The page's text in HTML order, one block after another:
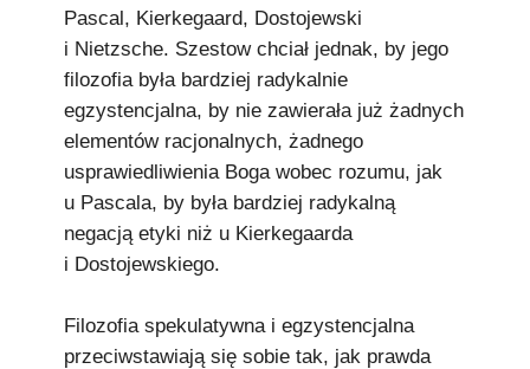
Pascal, Kierkegaard, Dostojewski
i Nietzsche. Szestow chciał jednak, by jego
filozofia była bardziej radykalnie
egzystencjalna, by nie zawierała już żadnych
elementów racjonalnych, żadnego
usprawiedliwienia Boga wobec rozumu, jak
u Pascala, by była bardziej radykalną
negacją etyki niż u Kierkegaarda
i Dostojewskiego.
Filozofia spekulatywna i egzystencjalna
przeciwstawiają się sobie tak, jak prawda